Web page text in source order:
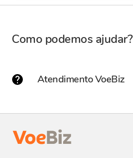
Como podemos ajudar?
Atendimento VoeBiz